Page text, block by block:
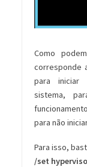
Como
corresponde
para iniciar
sistema,
para não
Para isso,
/set